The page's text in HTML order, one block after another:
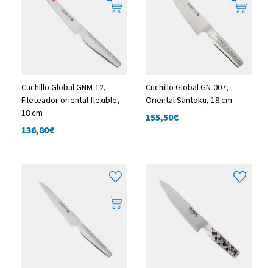
Cuchillo Global GNM-12,
Fileteador oriental flexible,
18 cm
136,80€
Cuchillo Global GN-007,
Oriental Santoku, 18 cm
155,50€